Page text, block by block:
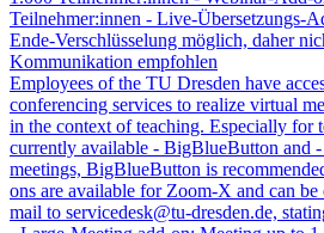
Teilnehmer:innen - Live-Übersetzungs-
Ende-Verschlüsselung möglich, daher
Kommunikation empfohlen
Employees of the TU Dresden have
conferencing services to realize virtual
in the context of teaching. Especially for
currently available - BigBlueButton and
meetings, BigBlueButton is
ons are available for Zoom-X and can be
mail to servicedesk@tu-dresden.de,